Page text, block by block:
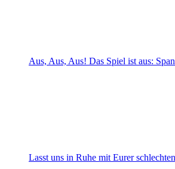
Aus, Aus, Aus! Das Spiel ist aus:
Lasst uns in Ruhe mit Eurer